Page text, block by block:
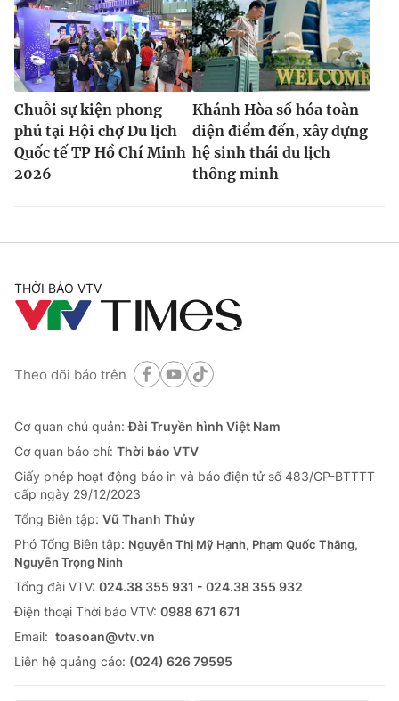
Chuỗi sự kiện phong
phú tại Hội chợ Du lịch
Quốc tế TP Hồ Chí Minh
2026
Khánh Hòa số hóa toàn
diện điểm đến, xây dựng
hệ sinh thái du lịch
thông minh
THỜI BÁO VTV
Theo dõi báo trên
Cơ quan chủ quản:Đài Truyền hình Việt Nam
Cơ quan báo chí: Thời báo VTV
Giấy phép hoạt động báo in và báo điện tử số 483/GP-BTTTT
cấp ngày 29/12/2023
Tổng Biên tập: Vũ Thanh Thủy
Phó Tổng Biên tập: Nguyễn Thị Mỹ Hạnh, Phạm Quốc Thắng,
Nguyễn Trọng Ninh
Tổng đài VTV: 024.38 355 931 - 024.38 355 932
Ðiện thoại Thời báo VTV: 0988 671 671
Email: toasoan@vtv.vn
Liên hệ quảng cáo: (024) 626 79595